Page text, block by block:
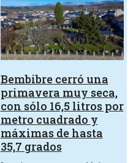
Bembibre cerró una
primavera muy seca,
con sólo 16,5 litros por
metro cuadrado y
máximas de hasta
35,7 grados